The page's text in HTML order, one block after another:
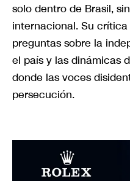
solo dentro de Brasil,
internacional. Su
preguntas sobre la
el país y las dinámicas
donde las voces
persecución.